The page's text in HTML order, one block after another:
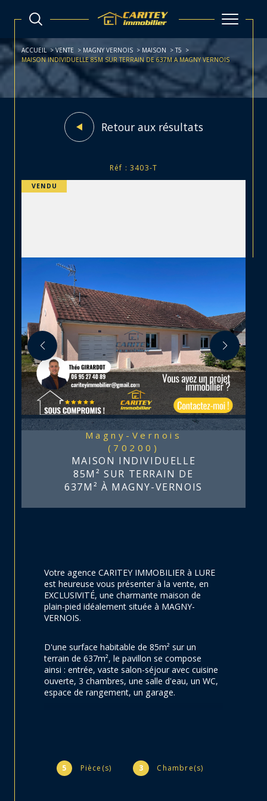
ACCUEIL VENTE MAGNY VERNOIS MAISON
T5
MAISON INDIVIDUELLE 85M SUR TERRAIN DE 637M A MAGNY VERNOIS
Retour aux résultats
Réf : 3403-T
VENDU
Magny-Vernois
(70200)
MAISON INDIVIDUELLE
85M² SUR TERRAIN DE
637M² À MAGNY-VERNOIS
5 Pièce(s) 3 Chambre(s)
Votre agence CARITEY IMMOBILIER à LURE
est heureuse vous présenter à la vente, en
EXCLUSIVITÉ, une charmante maison de
plain-pied idéalement située à MAGNY-
VERNOIS.
D'une surface habitable de 85m² sur un
terrain de 637m², le pavillon se compose
ainsi : entrée, vaste salon-séjour avec cuisine
ouverte, 3 chambres, une salle d'eau, un WC,
espace de rangement, un garage.
Fenêtres PVC DV. Tout à l'égout.